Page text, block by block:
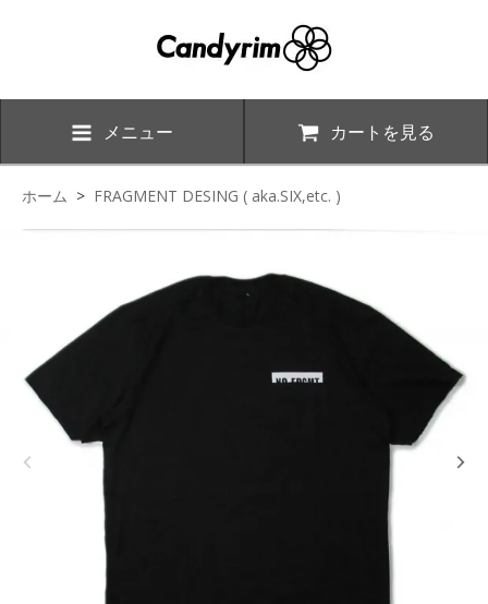
メニュー カートを見る
ホーム > FRAGMENT DESING ( aka.SIX,etc. )